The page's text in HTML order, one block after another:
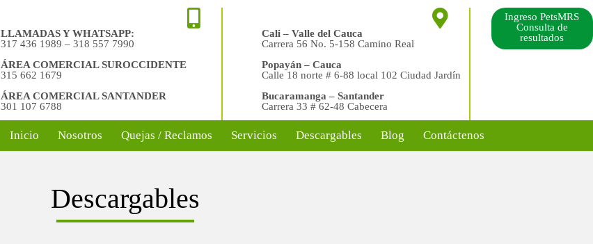
LLAMADAS Y WHATSAPP:
317 436 1989 – 318 557 7990
ÁREA COMERCIAL SUROCCIDENTE
315 662 1679
ÁREA COMERCIAL SANTANDER
301 107 6788
Cali – Valle del Cauca
Carrera 56 No. 5-158 Camino Real
Popayán – Cauca
Calle 18 norte # 6-88 local 102 Ciudad Jardín
Bucaramanga – Santander
Carrera 33 # 62-48 Cabecera
Ingreso PetsMRS
Consulta de
resultados
Inicio Nosotros Quejas / Reclamos Servicios Descargables Blog Contáctenos
Descargables